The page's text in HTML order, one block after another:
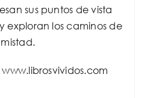
sus puntos de vista
exploran los caminos de